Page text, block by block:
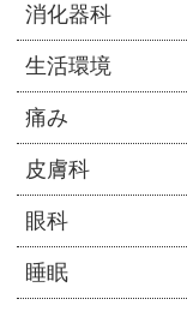
消化器科
生活環境
痛み
皮膚科
眼科
睡眠